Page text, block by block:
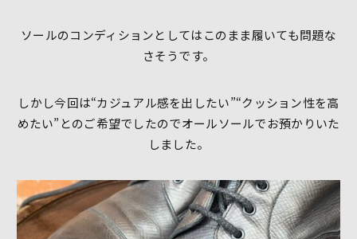
ソールのコンディションとしてはこのまま履いても問題な
さそうです。
しかし今回は“カジュアル感を出したい”“クッション性を高
めたい”とのご希望でしたのでオールソールでお預かりいた
しました。